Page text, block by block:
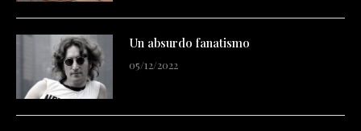
Un absurdo fanatismo
05/12/2022